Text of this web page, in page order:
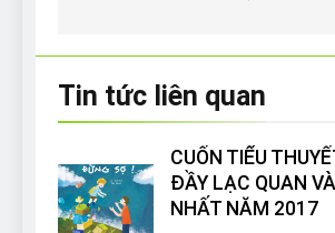
Tin tức liên quan
CUỐN TIỂU
ĐẦY LẠC QUAN
NHẤT NĂM 2017